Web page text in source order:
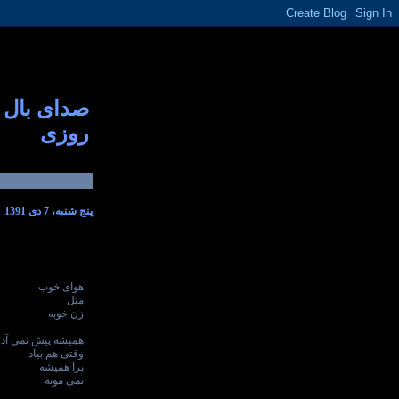
صدای بال
روزی
پنج شنبه، 7 دی 1391
هوای خوب
مثل
زن خوبه
همیشه پیش نمی آد
وقتی هم بیاد
برا همیشه
نمی مونه